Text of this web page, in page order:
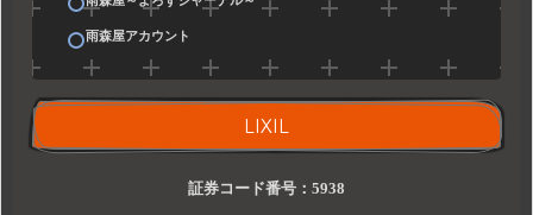
雨森屋アカウント
LIXIL
証券コード番号：5938